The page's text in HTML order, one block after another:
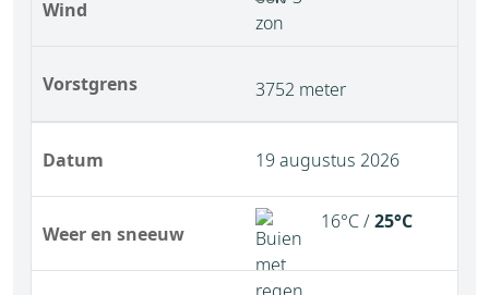
Wind
Vorstgrens 3752 meter
Datum
Weer en sneeuw
19 augustus 2026
16°C /25°C